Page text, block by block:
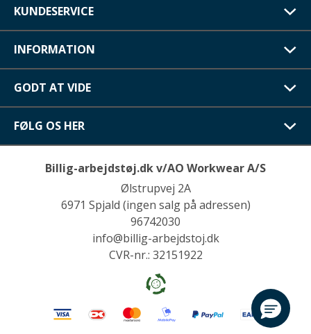
KUNDESERVICE
INFORMATION
GODT AT VIDE
FØLG OS HER
Billig-arbejdstøj.dk v/AO Workwear A/S
Ølstrupvej 2A
6971 Spjald (ingen salg på adressen)
96742030
info@billig-arbejdstoj.dk
CVR-nr.: 32151922